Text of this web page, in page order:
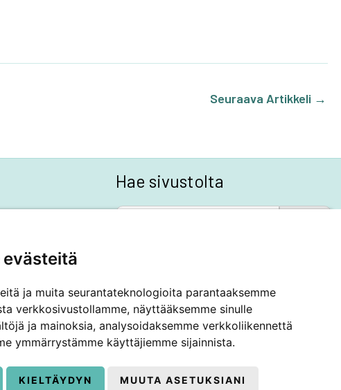
ja muita seurantateknologioita parantaaksemme
verkkosivustollamme, näyttääksemme sinulle
ja mainoksia, analysoidaksemme verkkoliikennettä
ymmärrystämme käyttäjiemme sijainnista.
KIELTÄYDYN MUUTA ASETUKSIANI
Seuraava Artikkeli →
Hae sivustolta
Search
SEARCH BUTTON